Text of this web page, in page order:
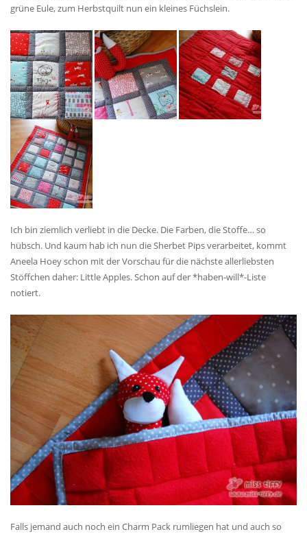
grüne Eule, zum Herbstquilt nun ein kleines Füchslein.
Ich bin ziemlich verliebt in die Decke. Die Farben, die Stoffe… so
hübsch. Und kaum hab ich nun die Sherbet Pips verarbeitet, kommt
Aneela Hoey schon mit der Vorschau für die nächste allerliebsten
Stöffchen daher: Little Apples. Schon auf der *haben-will*-Liste
notiert.
Falls jemand auch noch ein Charm Pack rumliegen hat und auch so